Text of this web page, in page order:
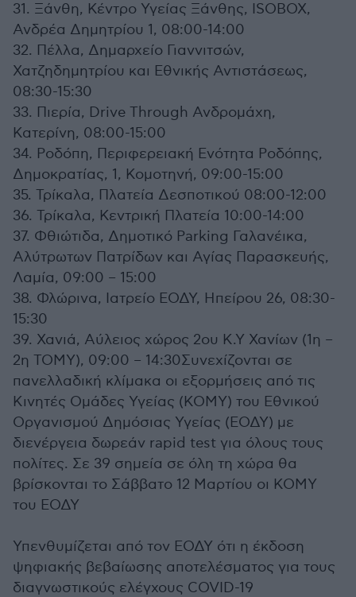
31. Ξάνθη, Κέντρο Υγείας Ξάνθης, ISOBOX,
Ανδρέα Δημητρίου 1, 08:00-14:00
32. Πέλλα, Δημαρχείο Γιαννιτσών,
Χατζηδημητρίου και Εθνικής Αντιστάσεως,
08:30-15:30
33. Πιερία, Drive Through Ανδρομάχη,
Κατερίνη, 08:00-15:00
34. Ροδόπη, Περιφερειακή Ενότητα Ροδόπης,
Δημοκρατίας, 1, Κομοτηνή, 09:00-15:00
35. Τρίκαλα, Πλατεία Δεσποτικού 08:00-12:00
36. Τρίκαλα, Κεντρική Πλατεία 10:00-14:00
37. Φθιώτιδα, Δημοτικό Parking Γαλανέικα,
Αλύτρωτων Πατρίδων και Αγίας Παρασκευής,
Λαμία, 09:00 – 15:00
38. Φλώρινα, Ιατρείο ΕΟΔΥ, Ηπείρου 26, 08:30-
15:30
39. Χανιά, Αύλειος χώρος 2ου Κ.Υ Χανίων (1η –
2η ΤΟΜΥ), 09:00 – 14:30Συνεχίζονται σε
πανελλαδική κλίμακα οι εξορμήσεις από τις
Κινητές Ομάδες Υγείας (ΚΟΜΥ) του Εθνικού
Οργανισμού Δημόσιας Υγείας (ΕΟΔΥ) με
διενέργεια δωρεάν rapid test για όλους τους
πολίτες. Σε 39 σημεία σε όλη τη χώρα θα
βρίσκονται το Σάββατο 12 Μαρτίου οι ΚΟΜΥ
του ΕΟΔΥ
Υπενθυμίζεται από τον ΕΟΔΥ ότι η έκδοση
ψηφιακής βεβαίωσης αποτελέσματος για τους
διαγνωστικούς ελέγχους COVID-19